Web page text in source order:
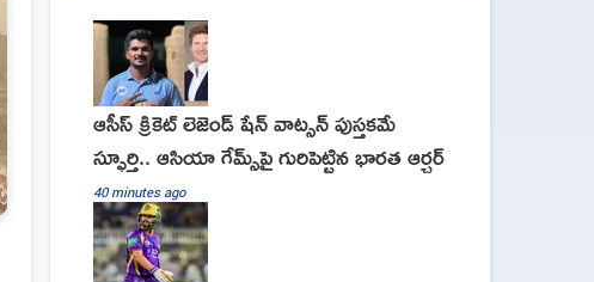
ఆసీస్ క్రికెట్ లెజెండ్ షేన్ వాట్సన్ పుస్తకమే
స్ఫూర్తి.. ఆసియా గేమ్స్‌పై గురిపెట్టిన భారత ఆర్చర్
40 minutes ago